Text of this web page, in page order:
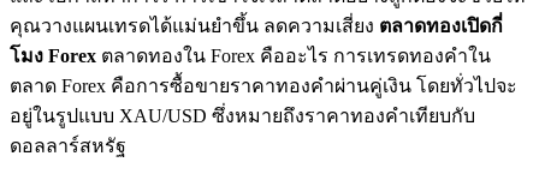
คุณวางแผนเทรดได้แม่นยำขึ้น ลดความเสี่ยง ตลาดทองเปิดกี่
โมง Forex ตลาดทองใน Forex คืออะไร การเทรดทองคำใน
ตลาด Forex คือการซื้อขายราคาทองคำผ่านคู่เงิน โดยทั่วไปจะ
อยู่ในรูปแบบ XAU/USD ซึ่งหมายถึงราคาทองคำเทียบกับ
ดอลลาร์สหรัฐ